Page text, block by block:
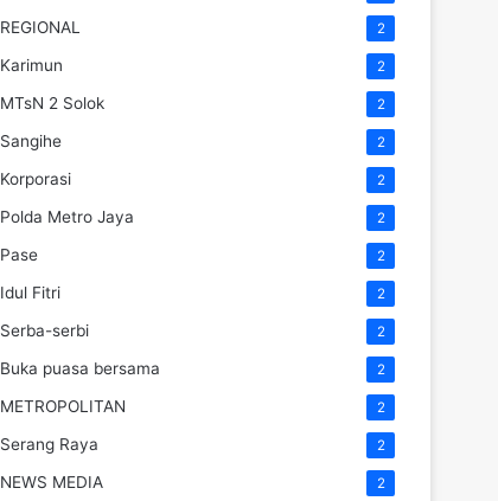
REGIONAL 2
Karimun 2
MTsN 2 Solok 2
Sangihe 2
Korporasi 2
Polda Metro Jaya 2
Pase 2
Idul Fitri 2
Serba-serbi 2
Buka puasa bersama 2
METROPOLITAN 2
Serang Raya 2
NEWS MEDIA 2